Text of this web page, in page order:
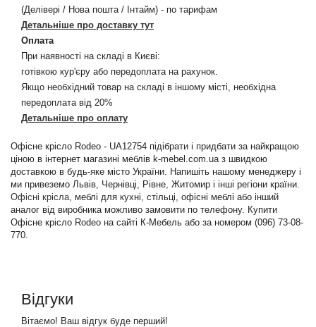
(Делівері / Нова пошта / Інтайм) - по тарифам
Детальніше про доставку тут
Оплата
При наявності на складі в Києві:
готівкою кур'єру або передоплата на рахунок.
Якщо необхідний товар на складі в іншому місті, необхідна
передоплата від 20%
Детальніше про оплату
Офісне крісло Rodeo - UA12754 підібрати і придбати за найкращою
ціною в інтернет магазині меблів k-mebel.com.ua з швидкою
доставкою в будь-яке місто України. Напишіть нашому менеджеру і
ми привеземо Львів, Чернівці, Рівне, Житомир і інші регіони країни.
Офісні крісла, меблі для кухні, стільці, офісні меблі або інший
аналог від виробника можливо замовити по телефону. Купити
Офісне крісло Rodeo на сайті К-Мебель або за номером (096) 73-08-
770.
Відгуки
Вітаємо! Ваш відгук буде перший!